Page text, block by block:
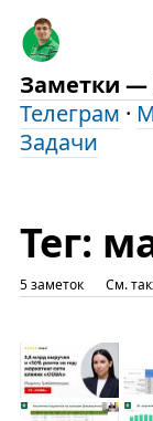
Заметки —
Телеграм ·
Задачи
Тег:
5 заметок См.